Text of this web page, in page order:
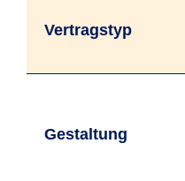
Vertrags­typ
Gestal­tung